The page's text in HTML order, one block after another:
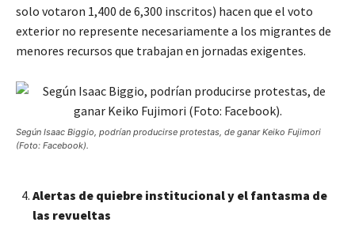
solo votaron 1,400 de 6,300 inscritos) hacen que el voto
exterior no represente necesariamente a los migrantes de
menores recursos que trabajan en jornadas exigentes.
Según Isaac Biggio, podrían producirse protestas, de ganar Keiko Fujimori
(Foto: Facebook).
Alertas de quiebre institucional y el fantasma de
las revueltas